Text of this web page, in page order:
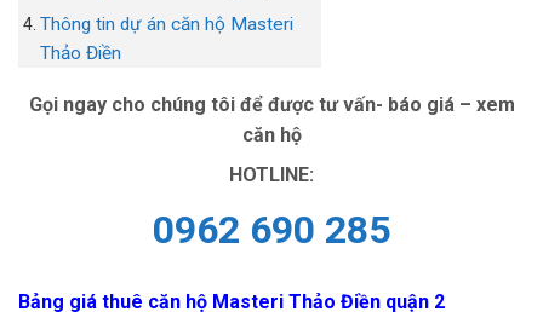
Thông tin dự án căn hộ Masteri
Thảo Điền
Gọi ngay cho chúng tôi để được tư vấn- báo giá – xem
căn hộ
HOTLINE:
0962 690 285
Bảng giá thuê căn hộ Masteri Thảo Điền quận 2